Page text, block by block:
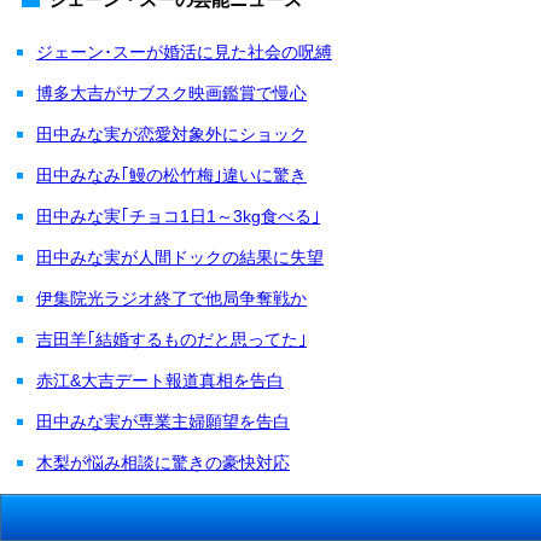
ジェーン･スーが婚活に見た社会の呪縛
博多大吉がサブスク映画鑑賞で慢心
田中みな実が恋愛対象外にショック
田中みなみ｢鰻の松竹梅｣違いに驚き
田中みな実｢チョコ1日1～3kg食べる｣
田中みな実が人間ドックの結果に失望
伊集院光ラジオ終了で他局争奪戦か
吉田羊｢結婚するものだと思ってた｣
赤江&大吉デート報道真相を告白
田中みな実が専業主婦願望を告白
木梨が悩み相談に驚きの豪快対応